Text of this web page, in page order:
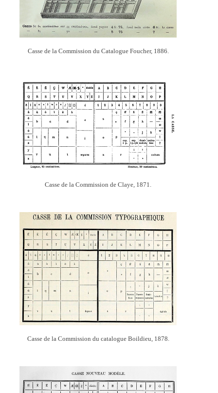
Casse de la Commission du Catalogue Foucher, 1886.
Casse de la Commission de Claye, 1871.
Casse de la Commission du catalogue Boildieu, 1878.